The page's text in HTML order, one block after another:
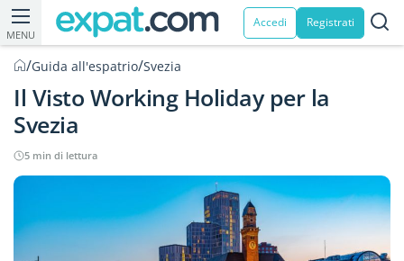
MENU
Accedi Registrati
/Guida all'espatrio/Svezia
Il Visto Working Holiday per la
Svezia
5 min di lettura